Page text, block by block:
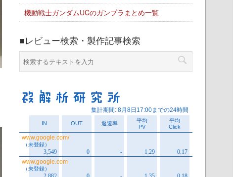
機動戦士ガンダムUCのガンプラまとめ一覧
■レビュー検索・製作記事検索